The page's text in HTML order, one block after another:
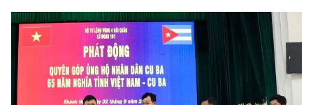
Câu chuyện quốc tế
Thị trường
Góc doanh nghiệp
Dữ liệu và đời sống
Truyền hình
Phim VTV
Giải trí